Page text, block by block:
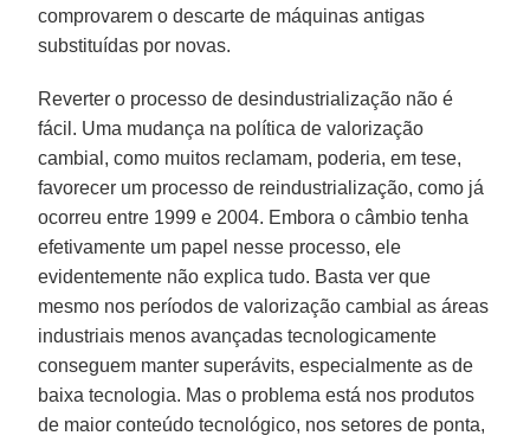
comprovarem o descarte de máquinas antigas
substituídas por novas.
Reverter o processo de desindustrialização não é
fácil. Uma mudança na política de valorização
cambial, como muitos reclamam, poderia, em tese,
favorecer um processo de reindustrialização, como já
ocorreu entre 1999 e 2004. Embora o câmbio tenha
efetivamente um papel nesse processo, ele
evidentemente não explica tudo. Basta ver que
mesmo nos períodos de valorização cambial as áreas
industriais menos avançadas tecnologicamente
conseguem manter superávits, especialmente as de
baixa tecnologia. Mas o problema está nos produtos
de maior conteúdo tecnológico, nos setores de ponta,